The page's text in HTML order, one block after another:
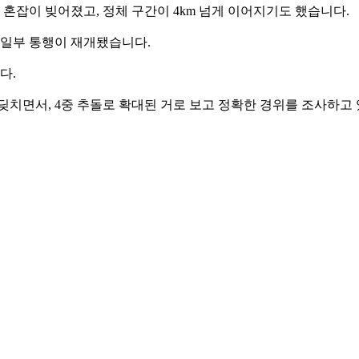
잡이 빚어졌고, 정체 구간이 4km 넘게 이어지기도 했습니다.
부 통행이 재개됐습니다.
.
면서, 4중 추돌로 확대된 거로 보고 정확한 경위를 조사하고